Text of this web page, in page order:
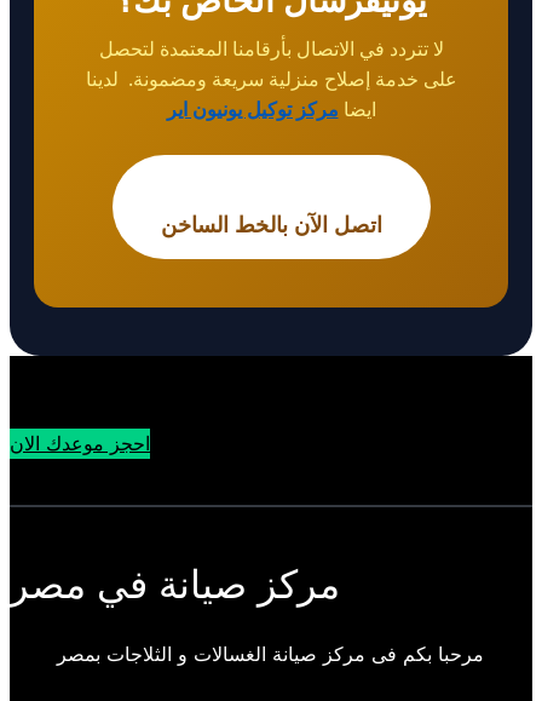
لا تتردد في الاتصال بأرقامنا المعتمدة لتحصل
على خدمة إصلاح منزلية سريعة ومضمونة. لدينا
ايضا مركز توكيل يونيون اير
اتصل الآن بالخط الساخن
احجز موعدك الان
مركز صيانة في مصر
مرحبا بكم فى مركز صيانة الغسالات و الثلاجات بمصر